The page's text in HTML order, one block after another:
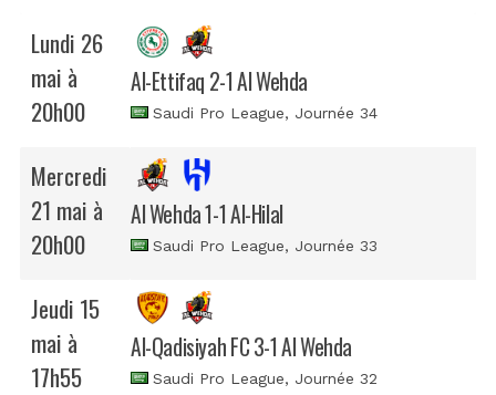
Lundi 26
mai à
20h00
Al-Ettifaq 2-1 Al Wehda
Saudi Pro League, Journée 34
Mercredi
21 mai à
20h00
Al Wehda 1-1 Al-Hilal
Saudi Pro League, Journée 33
Jeudi 15
mai à
17h55
Al-Qadisiyah FC 3-1 Al Wehda
Saudi Pro League, Journée 32